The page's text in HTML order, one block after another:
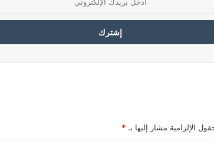
الإلزامية مشار إليها بـ *